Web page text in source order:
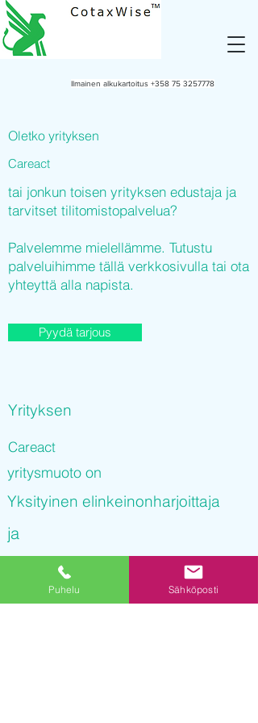
Ilmainen alkukartoitus +358 75 3257778
Oletko yrityksen
Careact
tai jonkun toisen yrityksen edustaja ja
tarvitset tilitomistopalvelua?
Palvelemme mielellämme. Tutustu
palveluihimme tällä verkkosivulla tai ota
yhteyttä alla napista.
Pyydä tarjous
Yrityksen
Careact
yritysmuoto on
Yksityinen elinkeinonharjoittaja
ja
on rekisteröity kaupparekisteriin
Puhelu Sähköposti